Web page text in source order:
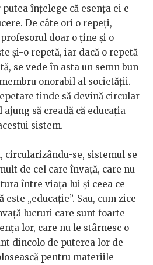
înțelege că esența ei e
De câte ori o repeți,
doar o ține și o
și-o repetă, iar dacă o repetă
se vede în asta un semn bun
onorabil al societății.
tinde să devină circular
să creadă că educația
sistem.
circularizându-se, sistemul se
de cel care învață, care nu
între viața lui și ceea ce
„educație”. Sau, cum zice
lucruri care sunt foarte
lor, care nu le stârnesc o
dincolo de puterea lor de
pentru materiile